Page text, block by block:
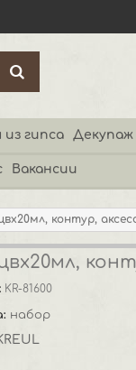
гипса Декупаж
Вакансии
контур,
KR-81600
набор